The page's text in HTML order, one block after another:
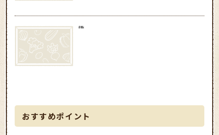
赤飯
おすすめポイント